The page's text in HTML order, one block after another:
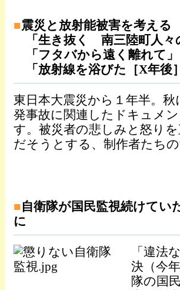
■震災と放射能被害を考え
「生き抜く 南三陸町人々
「フタバから遠く離れて」
「放射線を浴びた［X年後
東日本大震災から１年半。
発事故に関連したドキュメ
す。被災者の悲しみと怒り
だそうとする、制作者たち
■自衛隊が国民監視続けて
に
「違法
決（今
隊の国